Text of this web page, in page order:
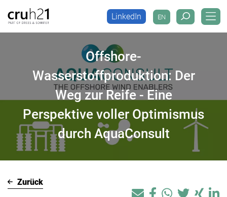
EN
LinkedIn EN
LinkedIn
Offshore-
Wasserstoffproduktion: Der
Weg zur Reife - Eine
Perspektive voller Optimismus
durch AquaConsult
Zurück